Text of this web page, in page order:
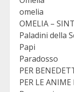
omelia
OMELIA –
Paladini della
Papi
Paradosso
PER
PER LE